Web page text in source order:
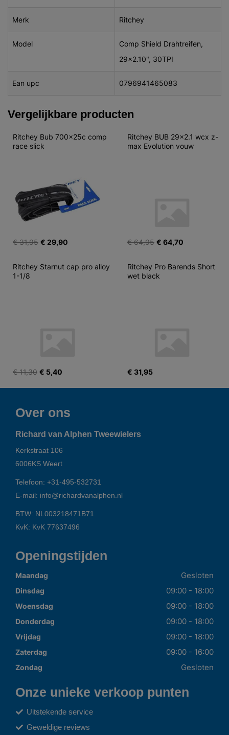
Merk Ritchey
Model
Comp Shield Drahtreifen,
29x2.10", 30TPI
Ean upc 0796941465083
Vergelijkbare producten
Ritchey Bub 700x25c comp
race slick
€ 31,95 € 29,90
Ritchey BUB 29x2.1 wcx z-
max Evolution vouw
€ 64,95 € 64,70
Ritchey Starnut cap pro alloy
1-1/8
€ 11,30 € 5,40
Ritchey Pro Barends Short
wet black
€ 31,95
Over ons
Richard van Alphen Tweewielers
Kerkstraat 106
6006KS Weert
Telefoon: +31-495-532731
E-mail: info@richardvanalphen.nl
BTW: NL003218471B71
KvK: KvK 77637496
Openingstijden
Maandag Gesloten
Dinsdag 09:00 - 18:00
Woensdag 09:00 - 18:00
Donderdag 09:00 - 18:00
Vrijdag 09:00 - 18:00
Zaterdag 09:00 - 16:00
Zondag Gesloten
Onze unieke verkoop punten
Uitstekende service
Geweldige reviews